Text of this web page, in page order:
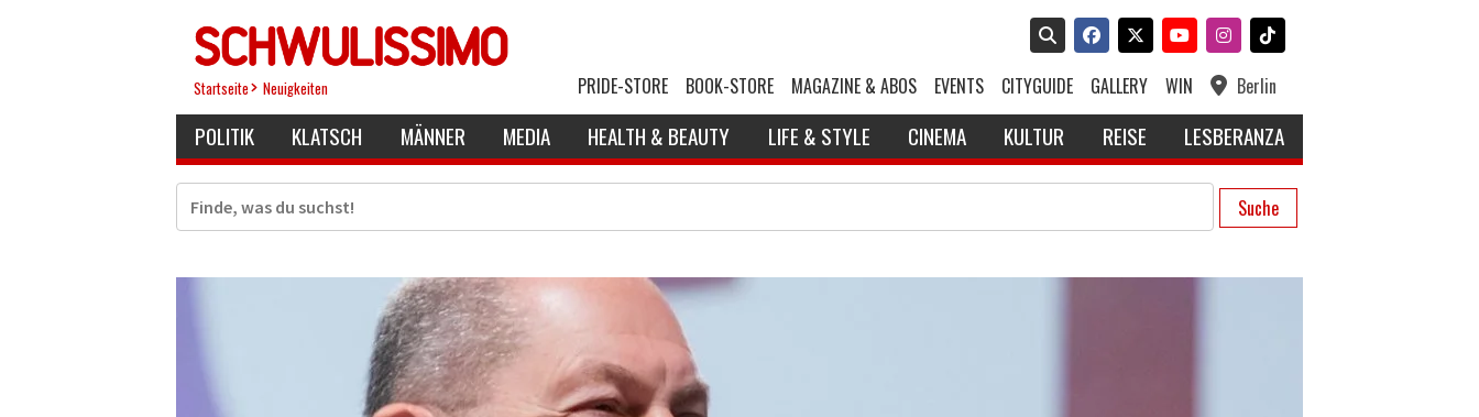
Startseite Neuigkeiten PRIDE-STORE BOOK-STORE MAGAZINE & ABOS EVENTS CITYGUIDE GALLERY WIN Berlin
POLITIK KLATSCH MÄNNER MEDIA HEALTH & BEAUTY LIFE & STYLE CINEMA KULTUR REISE LESBERANZA
Suche